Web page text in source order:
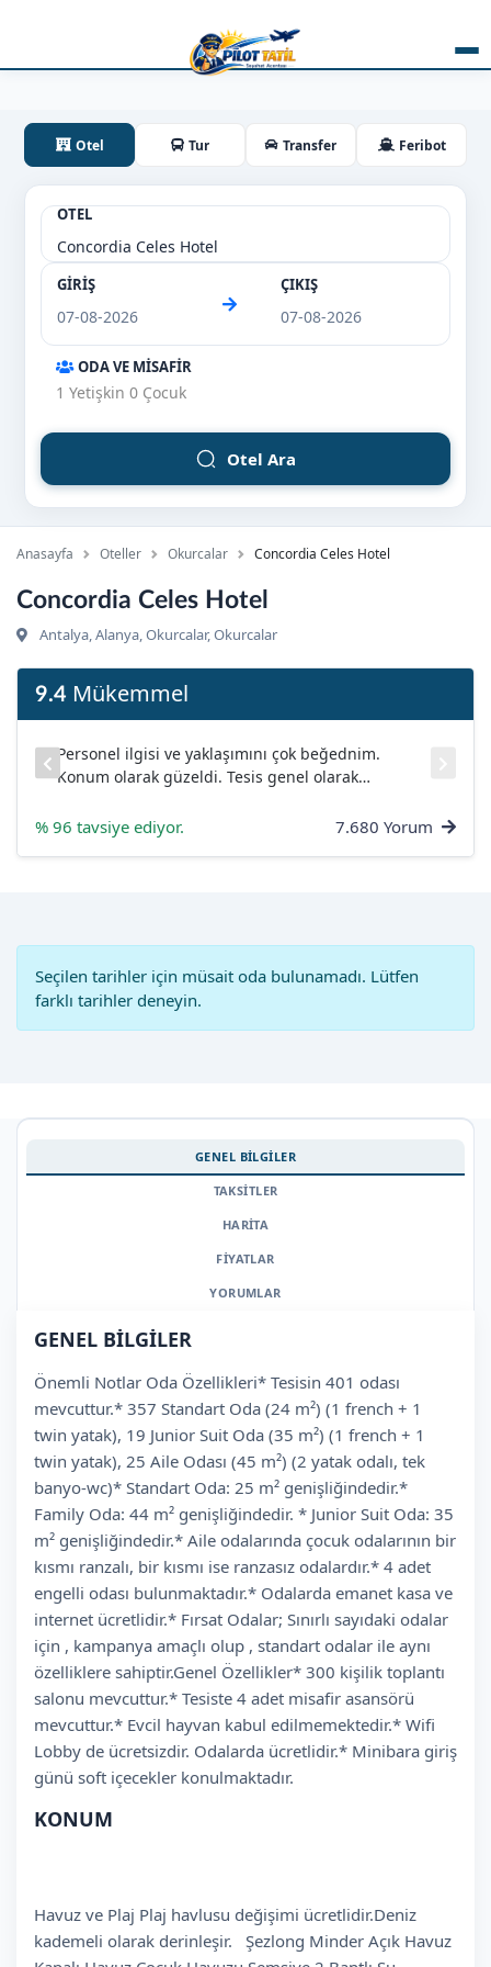
Otel Tur Transfer Feribot
OTEL
GİRİŞ ÇIKIŞ
ODA VE MİSAFİR
1 Yetişkin 0 Çocuk
Otel Ara
Anasayfa Oteller Okurcalar Concordia Celes Hotel
Concordia Celes Hotel
Antalya, Alanya, Okurcalar, Okurcalar
9.4 Mükemmel
Personel ilgisi ve yaklaşımını çok beğednim.
Konum olarak güzeldi. Tesis genel olarak
% 96 tavsiye ediyor. 7.680 Yorum
Seçilen tarihler için müsait oda bulunamadı. Lütfen
farklı tarihler deneyin.
GENEL BİLGİLER
TAKSİTLER
HARİTA
FİYATLAR
YORUMLAR
GENEL BİLGİLER
Önemli Notlar Oda Özellikleri* Tesisin 401 odası
mevcuttur.* 357 Standart Oda (24 m²) (1 french + 1
twin yatak), 19 Junior Suit Oda (35 m²) (1 french + 1
twin yatak), 25 Aile Odası (45 m²) (2 yatak odalı, tek
banyo-wc)* Standart Oda: 25 m² genişliğindedir.*
Family Oda: 44 m² genişliğindedir. * Junior Suit Oda: 35
m² genişliğindedir.* Aile odalarında çocuk odalarının bir
kısmı ranzalı, bir kısmı ise ranzasız odalardır.* 4 adet
engelli odası bulunmaktadır.* Odalarda emanet kasa ve
internet ücretlidir.* Fırsat Odalar; Sınırlı sayıdaki odalar
için , kampanya amaçlı olup , standart odalar ile aynı
özelliklere sahiptir.Genel Özellikler* 300 kişilik toplantı
salonu mevcuttur.* Tesiste 4 adet misafir asansörü
mevcuttur.* Evcil hayvan kabul edilmemektedir.* Wifi
Lobby de ücretsizdir. Odalarda ücretlidir.* Minibara giriş
günü soft içecekler konulmaktadır.
KONUM
Havuz ve Plaj Plaj havlusu değişimi ücretlidir.Deniz
kademeli olarak derinleşir. Şezlong Minder Açık Havuz